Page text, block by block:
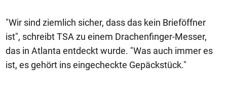
"Wir sind ziemlich sicher, dass das kein Brieföffner
ist", schreibt TSA zu einem Drachenfinger-Messer,
das in Atlanta entdeckt wurde. "Was auch immer es
ist, es gehört ins eingecheckte Gepäckstück."